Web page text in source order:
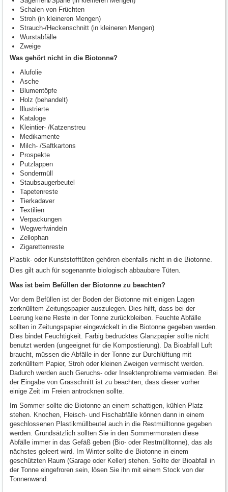
Schalen von Früchten
Stroh (in kleineren Mengen)
Strauch-/Heckenschnitt (in kleineren Mengen)
Wurstabfälle
Zweige
Was gehört nicht in die Biotonne?
Alufolie
Asche
Blumentöpfe
Holz (behandelt)
Illustrierte
Kataloge
Kleintier- /Katzenstreu
Medikamente
Milch- /Saftkartons
Prospekte
Putzlappen
Sondermüll
Staubsaugerbeutel
Tapetenreste
Tierkadaver
Textilien
Verpackungen
Wegwerfwindeln
Zellophan
Zigarettenreste
Plastik- oder Kunststofftüten gehören ebenfalls nicht in die Biotonne.
Dies gilt auch für sogenannte biologisch abbaubare Tüten.
Was ist beim Befüllen der Biotonne zu beachten?
Vor dem Befüllen ist der Boden der Biotonne mit einigen Lagen
zerknülltem Zeitungspapier auszulegen. Dies hilft, dass bei der
Leerung keine Reste in der Tonne zurückbleiben. Feuchte Abfälle
sollten in Zeitungspapier eingewickelt in die Biotonne gegeben werden.
Dies bindet Feuchtigkeit. Farbig bedrucktes Glanzpapier sollte nicht
benutzt werden (ungeeignet für die Kompostierung). Da Bioabfall Luft
braucht, müssen die Abfälle in der Tonne zur Durchlüftung mit
zerknülltem Papier, Stroh oder kleinen Zweigen vermischt werden.
Dadurch werden auch Geruchs- oder Insektenprobleme vermieden. Bei
der Eingabe von Grasschnitt ist zu beachten, dass dieser vorher
einige Zeit im Freien antrocknen sollte.
Im Sommer sollte die Biotonne an einem schattigen, kühlen Platz
stehen. Knochen, Fleisch- und Fischabfälle können dann in einem
geschlossenen Plastikmüllbeutel auch in die Restmülltonne gegeben
werden. Grundsätzlich sollten Sie in den Sommermonaten diese
Abfälle immer in das Gefäß geben (Bio- oder Restmülltonne), das als
nächstes geleert wird. Im Winter sollte die Biotonne in einem
geschützten Raum (Garage oder Keller) stehen. Sollte der Bioabfall in
der Tonne eingefroren sein, lösen Sie ihn mit einem Stock von der
Tonnenwand.